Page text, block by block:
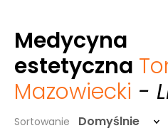
Medycyna
estetyczna
Mazowiecki -
Sortowanie Domyślnie